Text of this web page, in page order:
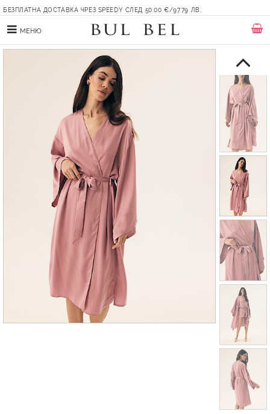
БЕЗПЛАТНА ДОСТАВКА ЧРЕЗ SPEEDY СЛЕД 50.00 €/97.79 ЛВ.
МЕНЮ